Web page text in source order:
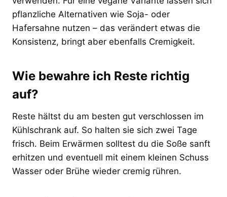
pflanzliche Alternativen wie Soja- oder
Hafersahne nutzen – das verändert etwas die
Konsistenz, bringt aber ebenfalls Cremigkeit.
Wie bewahre ich Reste richtig
auf?
Reste hältst du am besten gut verschlossen im
Kühlschrank auf. So halten sie sich zwei Tage
frisch. Beim Erwärmen solltest du die Soße sanft
erhitzen und eventuell mit einem kleinen Schuss
Wasser oder Brühe wieder cremig rühren.